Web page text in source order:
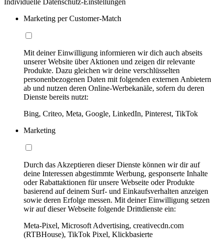
Marketing per Customer-Match
Mit deiner Einwilligung informieren wir dich auch abseits
unserer Website über Aktionen und zeigen dir relevante
Produkte. Dazu gleichen wir deine verschlüsselten
personenbezogenen Daten mit folgenden externen Anbietern
ab und nutzen deren Online-Werbekanäle, sofern du deren
Dienste bereits nutzt:
Bing, Criteo, Meta, Google, LinkedIn, Pinterest, TikTok
Marketing
Durch das Akzeptieren dieser Dienste können wir dir auf
deine Interessen abgestimmte Werbung, gesponserte Inhalte
oder Rabattaktionen für unsere Webseite oder Produkte
basierend auf deinem Surf- und Einkaufsverhalten anzeigen
sowie deren Erfolge messen. Mit deiner Einwilligung setzen
wir auf dieser Webseite folgende Drittdienste ein:
Meta-Pixel, Microsoft Advertising, creativecdn.com
(RTBHouse), TikTok Pixel, Klickbasierte